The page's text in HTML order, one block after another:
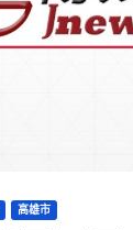
高雄市